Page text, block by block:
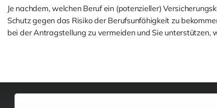
Je nachdem, welchen Beruf ein (potenzieller)
Schutz gegen das Risiko der Berufsunfähigkeit zu
bei der Antragstellung zu vermeiden und Sie unterstützen,